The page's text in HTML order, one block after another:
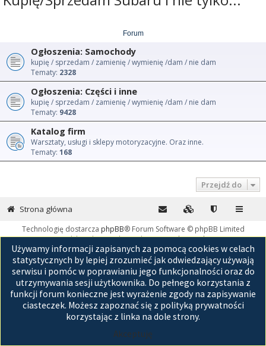
Forum
Ogłoszenia: Samochody
kupię / sprzedam / zamienię / wymienię /dam / nie dam
Tematy: 2328
Ogłoszenia: Części i inne
kupię / sprzedam / zamienię / wymienię /dam / nie dam
Tematy: 9428
Katalog firm
Warsztaty, usługi i sklepy motoryzacyjne. Oraz inne.
Tematy: 168
Przejdź do
Używamy informacji zapisanych za pomocą cookies w celach
statystycznych by lepiej zrozumieć jak odwiedzający używają
serwisu i pomóc w poprawianiu jego funkcjonalności oraz do
utrzymywania sesji użytkownika. Do pełnego korzystania z
funkcji forum konieczne jest wyrażenie zgody na zapisywanie
ciasteczek. Możesz zapoznać się z polityką prywatności
korzystając z linka na dole strony.
Akceptuję
Strona główna
Technologię dostarcza phpBB® Forum Software © phpBB Limited
Polski pakiet językowy dostarczaphpBB.pl
GZIP: Off